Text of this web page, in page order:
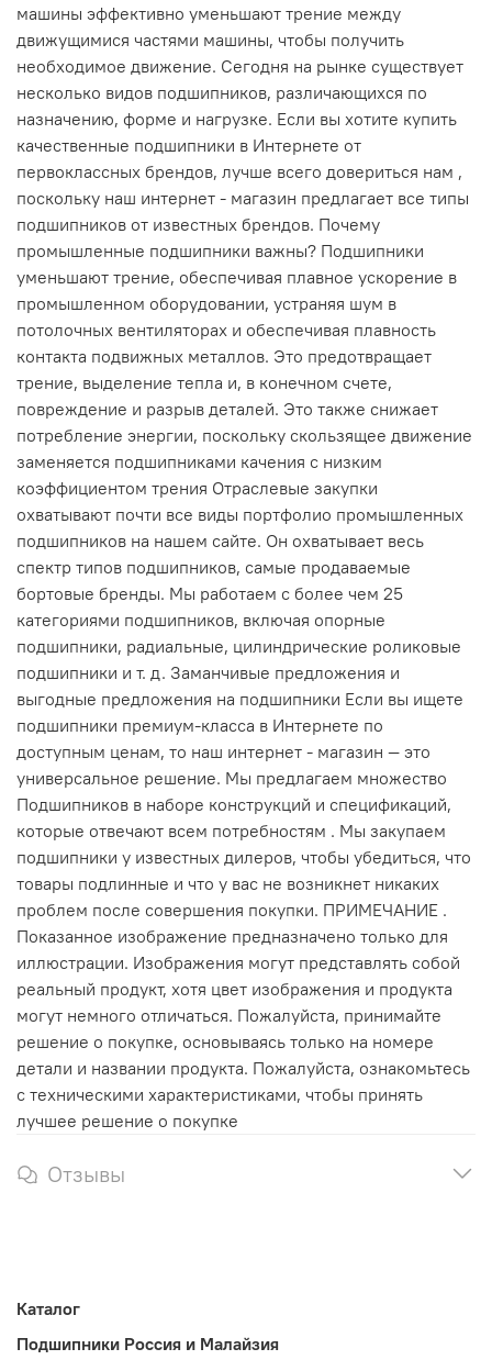
машины эффективно уменьшают трение между
движущимися частями машины, чтобы получить
необходимое движение. Сегодня на рынке существует
несколько видов подшипников, различающихся по
назначению, форме и нагрузке. Если вы хотите купить
качественные подшипники в Интернете от
первоклассных брендов, лучше всего довериться нам ,
поскольку наш интернет - магазин предлагает все типы
подшипников от известных брендов. Почему
промышленные подшипники важны? Подшипники
уменьшают трение, обеспечивая плавное ускорение в
промышленном оборудовании, устраняя шум в
потолочных вентиляторах и обеспечивая плавность
контакта подвижных металлов. Это предотвращает
трение, выделение тепла и, в конечном счете,
повреждение и разрыв деталей. Это также снижает
потребление энергии, поскольку скользящее движение
заменяется подшипниками качения с низким
коэффициентом трения Отраслевые закупки
охватывают почти все виды портфолио промышленных
подшипников на нашем сайте. Он охватывает весь
спектр типов подшипников, самые продаваемые
бортовые бренды. Мы работаем с более чем 25
категориями подшипников, включая опорные
подшипники, радиальные, цилиндрические роликовые
подшипники и т. д. Заманчивые предложения и
выгодные предложения на подшипники Если вы ищете
подшипники премиум-класса в Интернете по
доступным ценам, то наш интернет - магазин — это
универсальное решение. Мы предлагаем множество
Подшипников в наборе конструкций и спецификаций,
которые отвечают всем потребностям . Мы закупаем
подшипники у известных дилеров, чтобы убедиться, что
товары подлинные и что у вас не возникнет никаких
проблем после совершения покупки. ПРИМЕЧАНИЕ .
Показанное изображение предназначено только для
иллюстрации. Изображения могут представлять собой
реальный продукт, хотя цвет изображения и продукта
могут немного отличаться. Пожалуйста, принимайте
решение о покупке, основываясь только на номере
детали и названии продукта. Пожалуйста, ознакомьтесь
с техническими характеристиками, чтобы принять
лучшее решение о покупке
Отзывы
Каталог
Подшипники Россия и Малайзия